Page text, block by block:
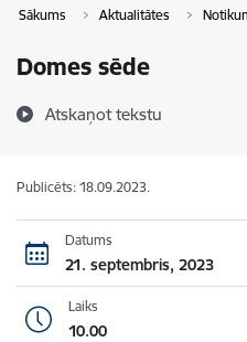
Sākums Aktualitātes
Domes sēde
Atskaņot tekstu
Publicēts: 18.09.2023.
Datums
21. septembris, 2023
Laiks
10.00